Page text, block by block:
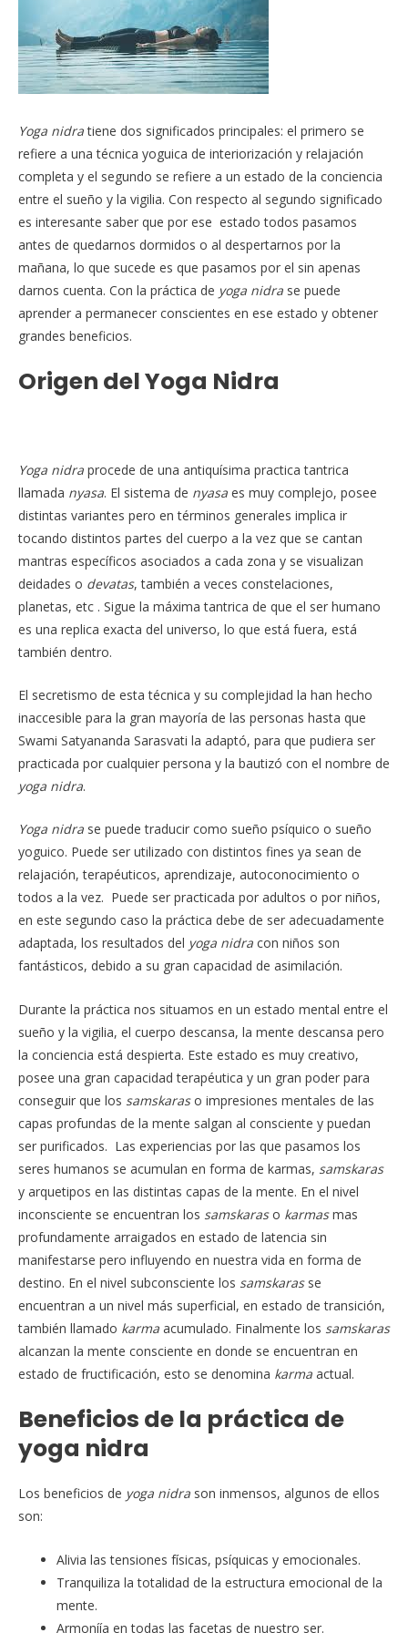
Yoga nidratiene dos significados principales: el primero se
refiere a una técnica yoguica de interiorización y relajación
completa y el segundo se refiere a un estado de la conciencia
entre el sueño y la vigilia. Con respecto al segundo significado
es interesante saber que por ese estado todos pasamos
antes de quedarnos dormidos o al despertarnos por la
mañana, lo que sucede es que pasamos por el sin apenas
darnos cuenta. Con la práctica de yoga nidra se puede
aprender a permanecer conscientes en ese estado y obtener
grandes beneficios.
Origen del Yoga Nidra
Yoga nidra procede de una antiquísima practica tantrica
llamada nyasa. El sistema de nyasa es muy complejo, posee
distintas variantes pero en términos generales implica ir
tocando distintos partes del cuerpo a la vez que se cantan
mantras específicos asociados a cada zona y se visualizan
deidades o devatas, también a veces constelaciones,
planetas, etc . Sigue la máxima tantrica de que el ser humano
es una replica exacta del universo, lo que está fuera, está
también dentro.
El secretismo de esta técnica y su complejidad la han hecho
inaccesible para la gran mayoría de las personas hasta que
Swami Satyananda Sarasvati la adaptó, para que pudiera ser
practicada por cualquier persona y la bautizó con el nombre de
yoga nidra.
Yoga nidra se puede traducir como sueño psíquico o sueño
yoguico. Puede ser utilizado con distintos fines ya sean de
relajación, terapéuticos, aprendizaje, autoconocimiento o
todos a la vez. Puede ser practicada por adultos o por niños,
en este segundo caso la práctica debe de ser adecuadamente
adaptada, los resultados del yoga nidra con niños son
fantásticos, debido a su gran capacidad de asimilación.
Durante la práctica nos situamos en un estado mental entre el
sueño y la vigilia, el cuerpo descansa, la mente descansa pero
la conciencia está despierta. Este estado es muy creativo,
posee una gran capacidad terapéutica y un gran poder para
conseguir que los samskaraso impresiones mentales de las
capas profundas de la mente salgan al consciente y puedan
ser purificados. Las experiencias por las que pasamos los
seres humanos se acumulan en forma de karmas, samskaras
y arquetipos en las distintas capas de la mente. En el nivel
inconsciente se encuentran los samskaraso karmasmas
profundamente arraigados en estado de latencia sin
manifestarse pero influyendo en nuestra vida en forma de
destino. En el nivel subconsciente los samskarasse
encuentran a un nivel más superficial, en estado de transición,
también llamado karma acumulado. Finalmente los samskaras
alcanzan la mente consciente en donde se encuentran en
estado de fructificación, esto se denomina karma actual.
Beneficios de la práctica de
yoga nidra
Los beneficios de yoga nidra son inmensos, algunos de ellos
son:
Alivia las tensiones físicas, psíquicas y emocionales.
Tranquiliza la totalidad de la estructura emocional de la
mente.
Armoníía en todas las facetas de nuestro ser.